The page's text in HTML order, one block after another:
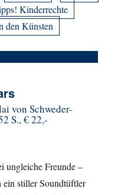
Kinderrechte
den Künsten
von Schweder-
S., € 22,-
ungleiche Freunde –
ein stiller Soundtüftler